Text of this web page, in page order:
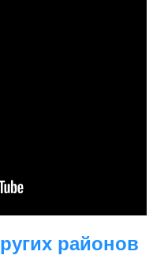
районов